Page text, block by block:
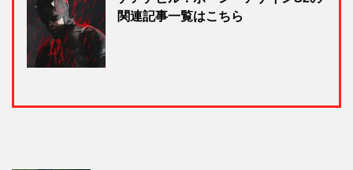
関連記事一覧はこちら